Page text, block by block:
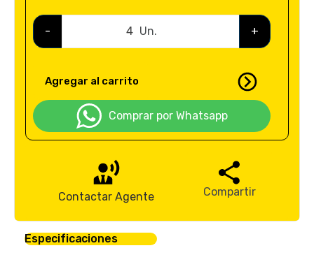
- Un. +
Agregar al carrito
Comprar por Whatsapp
Contactar Agente Compartir
Especificaciones